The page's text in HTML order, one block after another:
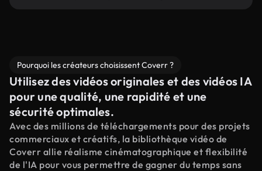
Pourquoi les créateurs choisissent Coverr ?
Utilisez des vidéos originales et des vidéos IA
pour une qualité, une rapidité et une
sécurité optimales.
Avec des millions de téléchargements pour des projets
commerciaux et créatifs, la bibliothèque vidéo de
Coverr allie réalisme cinématographique et flexibilité
de l'IA pour vous permettre de gagner du temps sans